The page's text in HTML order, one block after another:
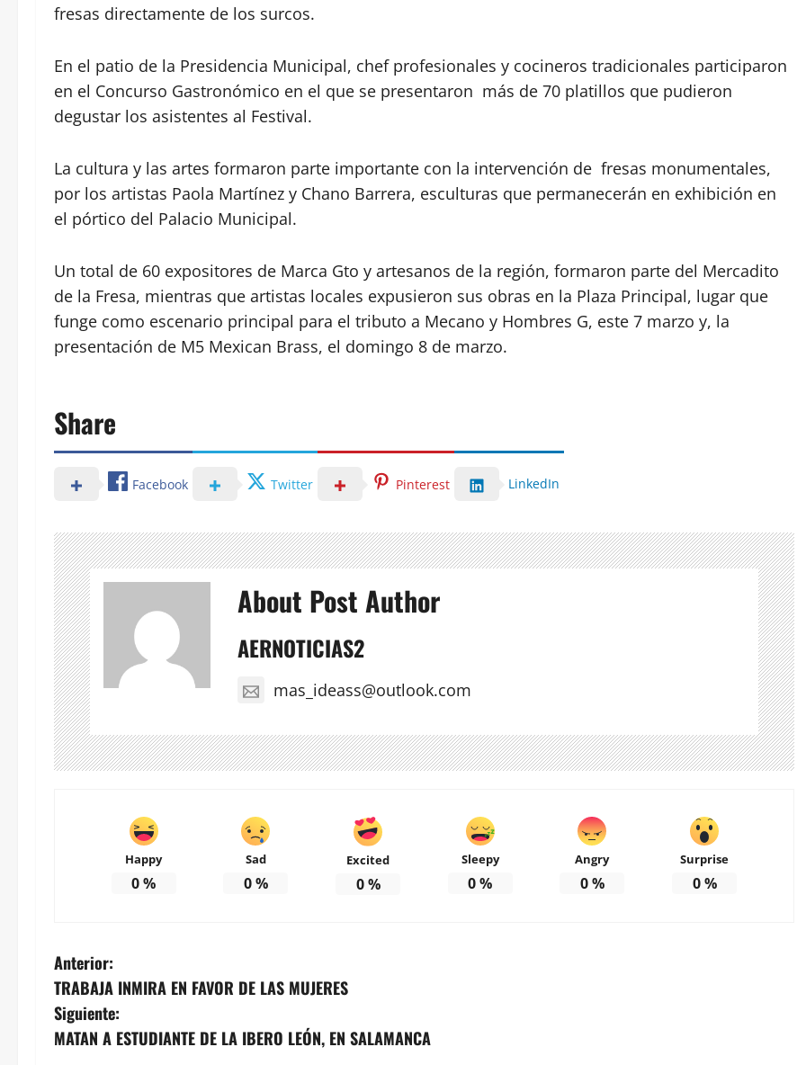
fresas directamente de los surcos.
En el patio de la Presidencia Municipal, chef profesionales y cocineros tradicionales participaron
en el Concurso Gastronómico en el que se presentaron más de 70 platillos que pudieron
degustar los asistentes al Festival.
La cultura y las artes formaron parte importante con la intervención de fresas monumentales,
por los artistas Paola Martínez y Chano Barrera, esculturas que permanecerán en exhibición en
el pórtico del Palacio Municipal.
Un total de 60 expositores de Marca Gto y artesanos de la región, formaron parte del Mercadito
de la Fresa, mientras que artistas locales expusieron sus obras en la Plaza Principal, lugar que
funge como escenario principal para el tributo a Mecano y Hombres G, este 7 marzo y, la
presentación de M5 Mexican Brass, el domingo 8 de marzo.
Share
Facebook Twitter Pinterest LinkedIn
About Post Author
AERNOTICIAS2
mas_ideass@outlook.com
Happy
0%
Sad
0%
Excited
0%
Sleepy
0%
Angry
0%
Surprise
0%
N
a
v
Anterior:
TRABAJA INMIRA EN FAVOR DE LAS MUJERES
Siguiente:
MATAN A ESTUDIANTE DE LA IBERO LEÓN, EN SALAMANCA